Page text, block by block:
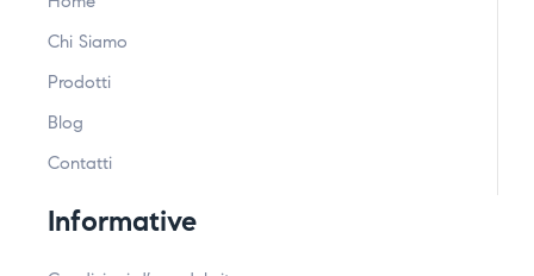
Chi Siamo
Prodotti
Blog
Contatti
Informative